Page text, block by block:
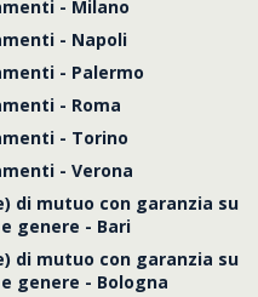
- Milano
- Napoli
- Palermo
- Roma
- Torino
- Verona
di mutuo con garanzia su
genere - Bari
di mutuo con garanzia su
genere - Bologna